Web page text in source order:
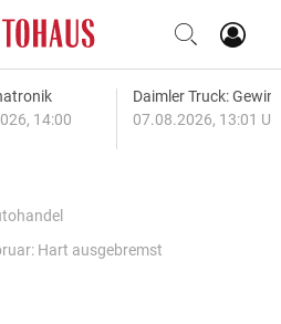
14:00
Daimler Truck:
07.08.2026, 13:01
Hart ausgebremst